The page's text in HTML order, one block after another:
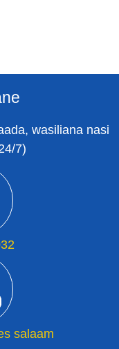
wasiliana nasi
7)
salaam